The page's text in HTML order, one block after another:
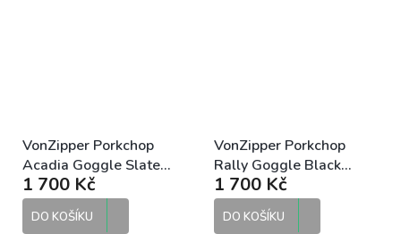
VonZipper Porkchop
Acadia Goggle Slate
Clear motokrosové brýle
1 700 Kč
DO KOŠÍKU
VonZipper Porkchop
Rally Goggle Black
Clear motokrosové brýle
1 700 Kč
DO KOŠÍKU